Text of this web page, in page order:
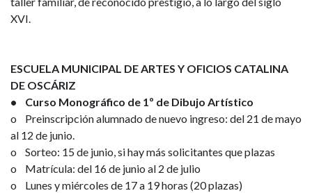
XVI.
ESCUELA MUNICIPAL DE ARTES Y OFICIOS CATALINA
DE OSCÁRIZ
• Curso Monográfico de 1º de Dibujo Artístico
o Preinscripción alumnado de nuevo ingreso: del 21 de mayo
al 12 de junio.
o Sorteo: 15 de junio, si hay más solicitantes que plazas
o Matrícula: del 16 de junio al 2 de julio
o Lunes y miércoles de 17 a 19 horas (20 plazas)